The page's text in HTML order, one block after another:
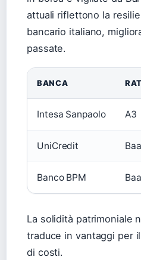
attuali riflettono la
bancario italiano,
passate.
BANCA
Intesa Sanpaolo A3
UniCredit
Banco BPM
La solidità patrimoniale
traduce in vantaggi per
di costi.